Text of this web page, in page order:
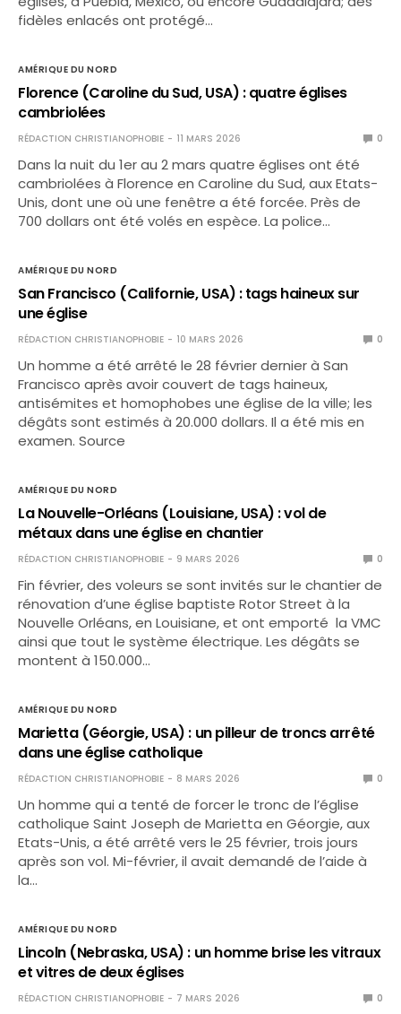
fidèles enlacés ont protégé…
AMÉRIQUE DU NORD
Florence (Caroline du Sud, USA) : quatre églises
cambriolées
RÉDACTION CHRISTIANOPHOBIE 11 MARS 2026 0
Dans la nuit du 1er au 2 mars quatre églises ont été
cambriolées à Florence en Caroline du Sud, aux Etats-
Unis, dont une où une fenêtre a été forcée. Près de
700 dollars ont été volés en espèce. La police…
AMÉRIQUE DU NORD
San Francisco (Californie, USA) : tags haineux sur
une église
RÉDACTION CHRISTIANOPHOBIE 10 MARS 2026 0
Un homme a été arrêté le 28 février dernier à San
Francisco après avoir couvert de tags haineux,
antisémites et homophobes une église de la ville; les
dégâts sont estimés à 20.000 dollars. Il a été mis en
examen. Source
AMÉRIQUE DU NORD
La Nouvelle-Orléans (Louisiane, USA) : vol de
métaux dans une église en chantier
RÉDACTION CHRISTIANOPHOBIE 9 MARS 2026 0
Fin février, des voleurs se sont invités sur le chantier de
rénovation d’une église baptiste Rotor Street à la
Nouvelle Orléans, en Louisiane, et ont emporté la VMC
ainsi que tout le système électrique. Les dégâts se
montent à 150.000…
AMÉRIQUE DU NORD
Marietta (Géorgie, USA) : un pilleur de troncs arrêté
dans une église catholique
RÉDACTION CHRISTIANOPHOBIE 8 MARS 2026 0
Un homme qui a tenté de forcer le tronc de l’église
catholique Saint Joseph de Marietta en Géorgie, aux
Etats-Unis, a été arrêté vers le 25 février, trois jours
après son vol. Mi-février, il avait demandé de l’aide à
la…
AMÉRIQUE DU NORD
Lincoln (Nebraska, USA) : un homme brise les vitraux
et vitres de deux églises
RÉDACTION CHRISTIANOPHOBIE 7 MARS 2026 0